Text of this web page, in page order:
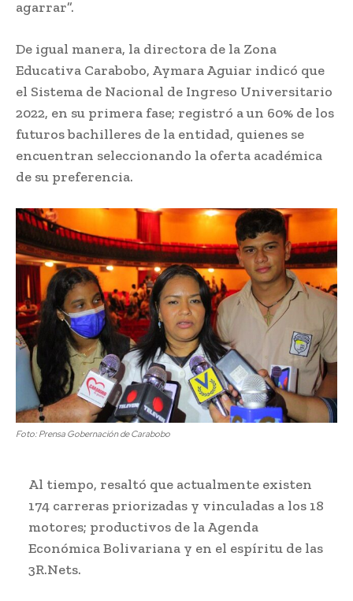
agarrar”.
De igual manera, la directora de la Zona
Educativa Carabobo, Aymara Aguiar indicó que
el Sistema de Nacional de Ingreso Universitario
2022, en su primera fase; registró a un 60% de los
futuros bachilleres de la entidad, quienes se
encuentran seleccionando la oferta académica
de su preferencia.
Foto: Prensa Gobernación de Carabobo
Al tiempo, resaltó que actualmente existen
174 carreras priorizadas y vinculadas a los 18
motores; productivos de la Agenda
Económica Bolivariana y en el espíritu de las
3R.Nets.